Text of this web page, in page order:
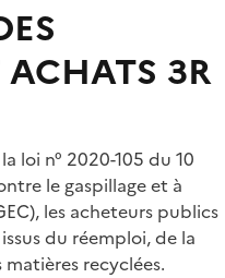
ACHATS 3R
loi n° 2020-105 du 10
le gaspillage et à
les acheteurs publics
du réemploi, de la
recyclées.